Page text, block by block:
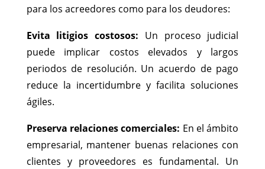
para los acreedores como para los deudores:
Evita litigios costosos: Un proceso judicial
puede implicar costos elevados y largos
periodos de resolución. Un acuerdo de pago
reduce la incertidumbre y facilita soluciones
ágiles.
Preserva relaciones comerciales: En el ámbito
empresarial, mantener buenas relaciones con
clientes y proveedores es fundamental. Un